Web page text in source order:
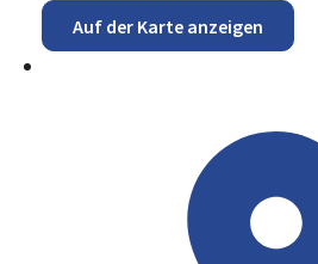
Auf der Karte anzeigen